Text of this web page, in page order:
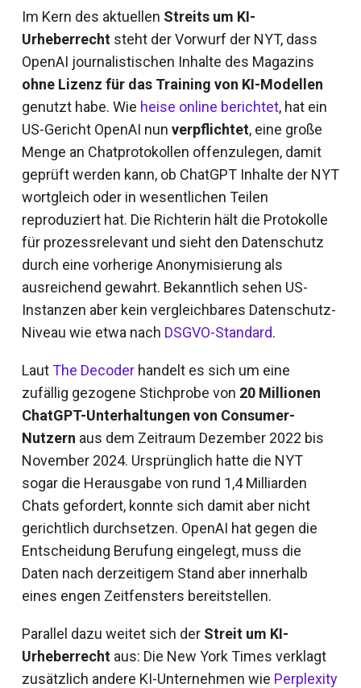
Im Kern des aktuellen Streits um KI-
Urheberrechtsteht der Vorwurf der NYT, dass
OpenAI journalistischen Inhalte des Magazins
ohne Lizenz für das Training von KI-Modellen
genutzt habe. Wie heise online berichtet, hat ein
US-Gericht OpenAI nun verpflichtet, eine große
Menge an Chatprotokollen offenzulegen, damit
geprüft werden kann, ob ChatGPT Inhalte der NYT
wortgleich oder in wesentlichen Teilen
reproduziert hat. Die Richterin hält die Protokolle
für prozessrelevant und sieht den Datenschutz
durch eine vorherige Anonymisierung als
ausreichend gewahrt. Bekanntlich sehen US-
Instanzen aber kein vergleichbares Datenschutz-
Niveau wie etwa nach DSGVO-Standard.
LautThe Decoderhandelt es sich um eine
zufällig gezogene Stichprobe von 20 Millionen
ChatGPT-Unterhaltungen von Consumer-
Nutzern aus dem Zeitraum Dezember 2022 bis
November 2024. Ursprünglich hatte die NYT
sogar die Herausgabe von rund 1,4 Milliarden
Chats gefordert, konnte sich damit aber nicht
gerichtlich durchsetzen. OpenAI hat gegen die
Entscheidung Berufung eingelegt, muss die
Daten nach derzeitigem Stand aber innerhalb
eines engen Zeitfensters bereitstellen.
Parallel dazu weitet sich der Streit um KI-
Urheberrechtaus: Die New York Times verklagt
zusätzlich andere KI-Unternehmen wie Perplexity